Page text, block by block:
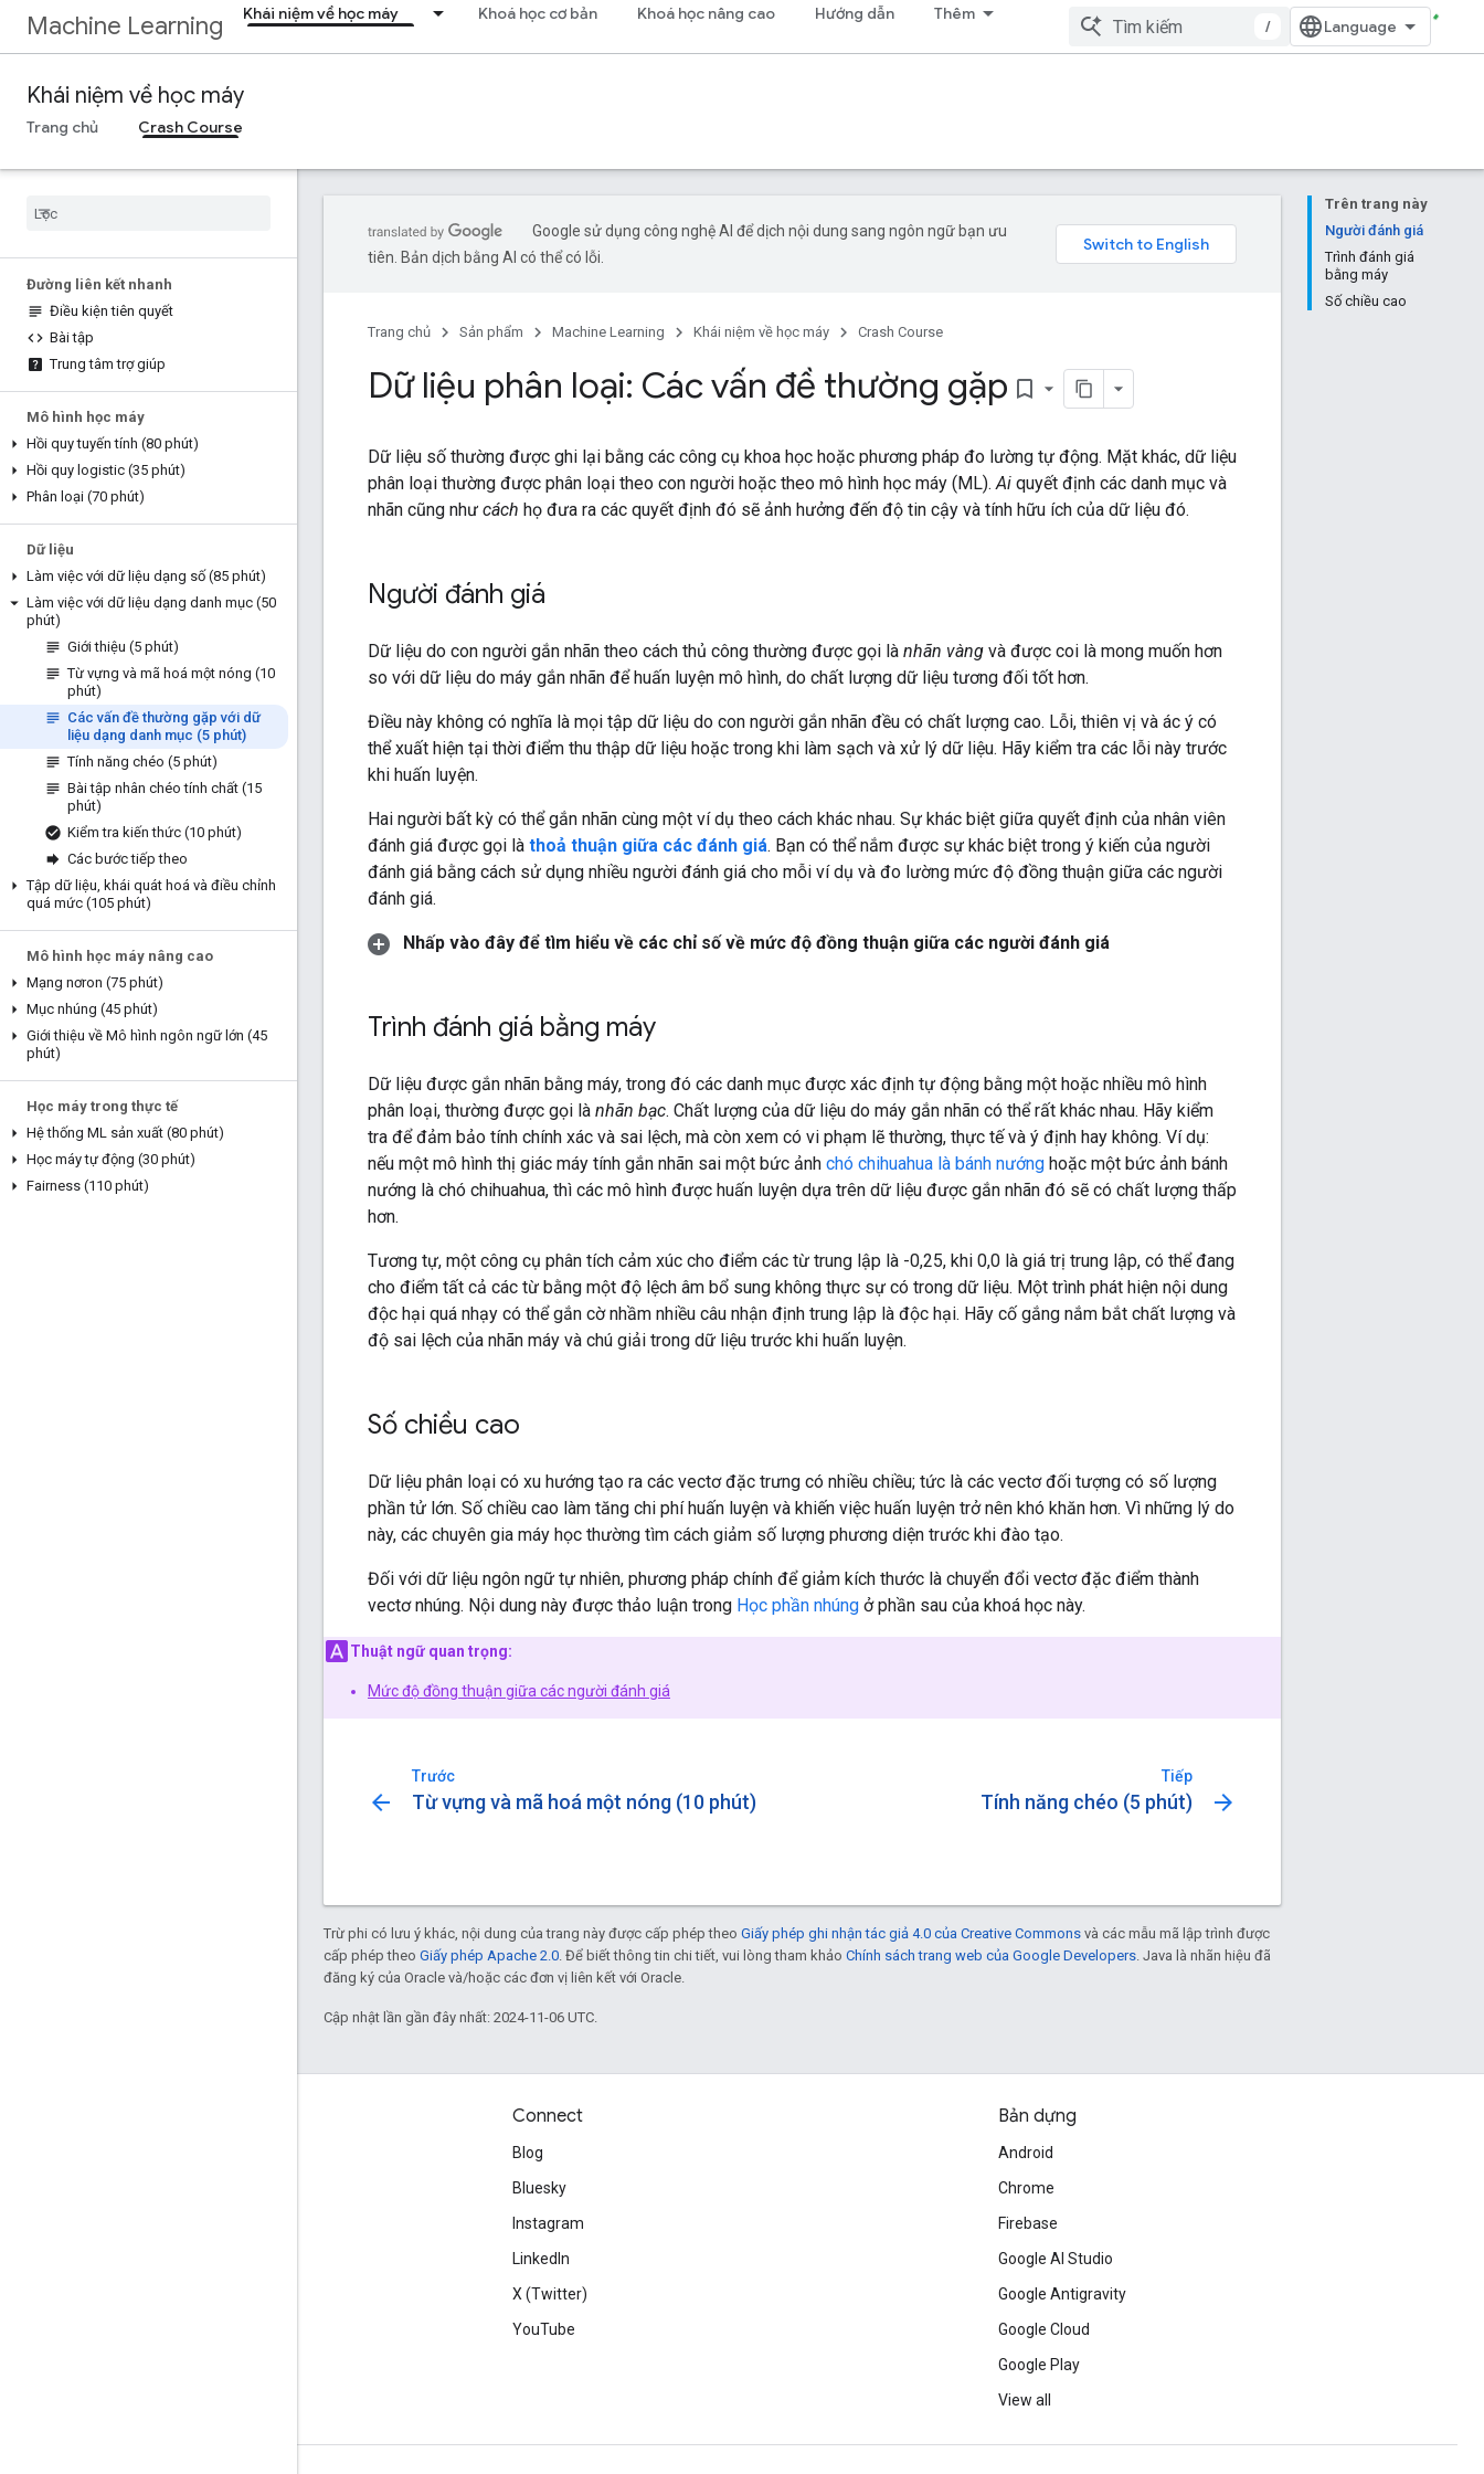
Machine Learning Khái niệm về học máy Khoá học cơ bản Khoá học nâng cao Hướng dẫn Thêm
/
Khái niệm về học máy
Trang chủ Crash Course
Đường liên kết nhanh
Điều kiện tiên quyết
Bài tập
Trung tâm trợ giúp
Mô hình học máy
Hồi quy tuyến tính (80 phút)
Hồi quy logistic (35 phút)
Phân loại (70 phút)
Dữ liệu
Làm việc với dữ liệu dạng số (85 phút)
Làm việc với dữ liệu dạng danh mục (50
phút)
Giới thiệu (5 phút)
Từ vựng và mã hoá một nóng (10
phút)
Các vấn đề thường gặp với dữ
liệu dạng danh mục (5 phút)
Tính năng chéo (5 phút)
Bài tập nhân chéo tính chất (15
phút)
Kiểm tra kiến thức (10 phút)
Các bước tiếp theo
Tập dữ liệu, khái quát hoá và điều chỉnh
quá mức (105 phút)
Mô hình học máy nâng cao
Mạng nơron (75 phút)
Mục nhúng (45 phút)
Giới thiệu về Mô hình ngôn ngữ lớn (45
phút)
Học máy trong thực tế
Hệ thống ML sản xuất (80 phút)
Học máy tự động (30 phút)
Fairness (110 phút)
Trên trang này
Người đánh giá
Trình đánh giá
bằng máy
Số chiều cao
Google sử dụng công nghệ AI để dịch nội dung sang ngôn ngữ bạn ưu
tiên. Bản dịch bằng AI có thể có lỗi.
Trang chủ Sản phẩm Machine Learning Khái niệm về học máy Crash Course
Dữ liệu phân loại: Các vấn đề thường gặp bookmark_border
Dữ liệu số thường được ghi lại bằng các công cụ khoa học hoặc phương pháp đo lường tự động. Mặt khác, dữ liệu
phân loại thường được phân loại theo con người hoặc theo mô hình học máy (ML).Ai quyết định các danh mục và
nhãn cũng như cách họ đưa ra các quyết định đó sẽ ảnh hưởng đến độ tin cậy và tính hữu ích của dữ liệu đó.
Người đánh giá
Dữ liệu do con người gắn nhãn theo cách thủ công thường được gọi là nhãn vàng và được coi là mong muốn hơn
so với dữ liệu do máy gắn nhãn để huấn luyện mô hình, do chất lượng dữ liệu tương đối tốt hơn.
Điều này không có nghĩa là mọi tập dữ liệu do con người gắn nhãn đều có chất lượng cao. Lỗi, thiên vị và ác ý có
thể xuất hiện tại thời điểm thu thập dữ liệu hoặc trong khi làm sạch và xử lý dữ liệu. Hãy kiểm tra các lỗi này trước
khi huấn luyện.
Hai người bất kỳ có thể gắn nhãn cùng một ví dụ theo cách khác nhau. Sự khác biệt giữa quyết định của nhân viên
đánh giá được gọi là thoả thuận giữa các đánh giá. Bạn có thể nắm được sự khác biệt trong ý kiến của người
đánh giá bằng cách sử dụng nhiều người đánh giá cho mỗi ví dụ và đo lường mức độ đồng thuận giữa các người
đánh giá.
Nhấp vào đây để tìm hiểu về các chỉ số về mức độ đồng thuận giữa các người đánh giá
Trình đánh giá bằng máy
Dữ liệu được gắn nhãn bằng máy, trong đó các danh mục được xác định tự động bằng một hoặc nhiều mô hình
phân loại, thường được gọi là nhãn bạc. Chất lượng của dữ liệu do máy gắn nhãn có thể rất khác nhau. Hãy kiểm
tra để đảm bảo tính chính xác và sai lệch, mà còn xem có vi phạm lẽ thường, thực tế và ý định hay không. Ví dụ:
nếu một mô hình thị giác máy tính gắn nhãn sai một bức ảnh chó chihuahua là bánh nướng hoặc một bức ảnh bánh
nướng là chó chihuahua, thì các mô hình được huấn luyện dựa trên dữ liệu được gắn nhãn đó sẽ có chất lượng thấp
hơn.
Tương tự, một công cụ phân tích cảm xúc cho điểm các từ trung lập là -0,25, khi 0,0 là giá trị trung lập, có thể đang
cho điểm tất cả các từ bằng một độ lệch âm bổ sung không thực sự có trong dữ liệu. Một trình phát hiện nội dung
độc hại quá nhạy có thể gắn cờ nhầm nhiều câu nhận định trung lập là độc hại. Hãy cố gắng nắm bắt chất lượng và
độ sai lệch của nhãn máy và chú giải trong dữ liệu trước khi huấn luyện.
Số chiều cao
Dữ liệu phân loại có xu hướng tạo ra các vectơ đặc trưng có nhiều chiều; tức là các vectơ đối tượng có số lượng
phần tử lớn. Số chiều cao làm tăng chi phí huấn luyện và khiến việc huấn luyện trở nên khó khăn hơn. Vì những lý do
này, các chuyên gia máy học thường tìm cách giảm số lượng phương diện trước khi đào tạo.
Đối với dữ liệu ngôn ngữ tự nhiên, phương pháp chính để giảm kích thước là chuyển đổi vectơ đặc điểm thành
vectơ nhúng. Nội dung này được thảo luận trong Học phần nhúng ở phần sau của khoá học này.
Thuật ngữ quan trọng:
Mức độ đồng thuận giữa các người đánh giá
Trước
arrow_back Từ vựng và mã hoá một nóng (10 phút)
Tiếp
Tính năng chéo (5 phút) arrow_forward
Trừ phi có lưu ý khác, nội dung của trang này được cấp phép theo Giấy phép ghi nhận tác giả 4.0 của Creative Commons và các mẫu mã lập trình được
cấp phép theo Giấy phép Apache 2.0 . Để biết thông tin chi tiết, vui lòng tham khảo Chính sách trang web của Google Developers . Java là nhãn hiệu đã
đăng ký của Oracle và/hoặc các đơn vị liên kết với Oracle.
Cập nhật lần gần đây nhất: 2024-11-06 UTC.
Connect
Blog
Bluesky
Instagram
LinkedIn
X (Twitter)
YouTube
Bản dựng
Android
Chrome
Firebase
Google AI Studio
Google Antigravity
Google Cloud
Google Play
View all